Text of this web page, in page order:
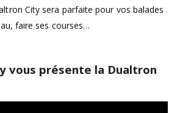
City sera parfaite pour vos balades
faire ses courses…
vous présente la Dualtron